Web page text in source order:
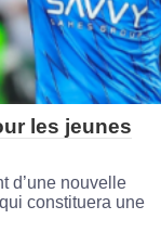
les jeunes
d’une nouvelle
constituera une